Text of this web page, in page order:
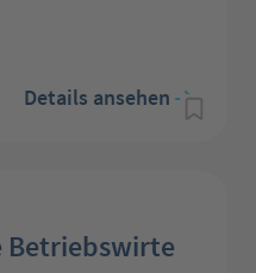
Details ansehen
Betriebswirte